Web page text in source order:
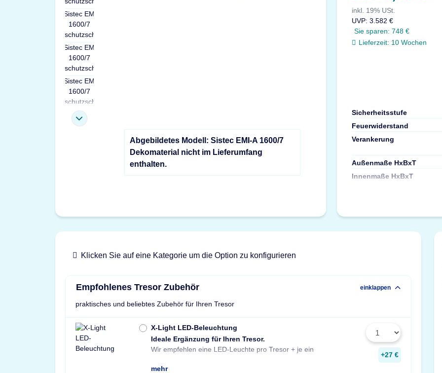
Abgebildetes Modell: Sistec EMI-A 1600/7
Dekomaterial nicht im Lieferumfang
enthalten.
inkl. 19% USt.
UVP:3.582 €
Sie sparen:748 €
Lieferzeit: 10 Wochen
Sicherheitsstufe
Feuerwiderstand
Verankerung
Außenmaße HxBxT
Innenmaße HxBxT
Klicken Sie auf eine Kategorie um die Option zu konfigurieren
Empfohlenes Tresor Zubehör einklappen
praktisches und beliebtes Zubehör für Ihren Tresor
X-Light LED-Beleuchtung
Ideale Ergänzung für Ihren Tresor.
Wir empfehlen eine LED-Leuchte pro Tresor + je ein
Stück zusätzlich pro Fachboden.
Maße: 14x190x31 mm
mehr
+27 €